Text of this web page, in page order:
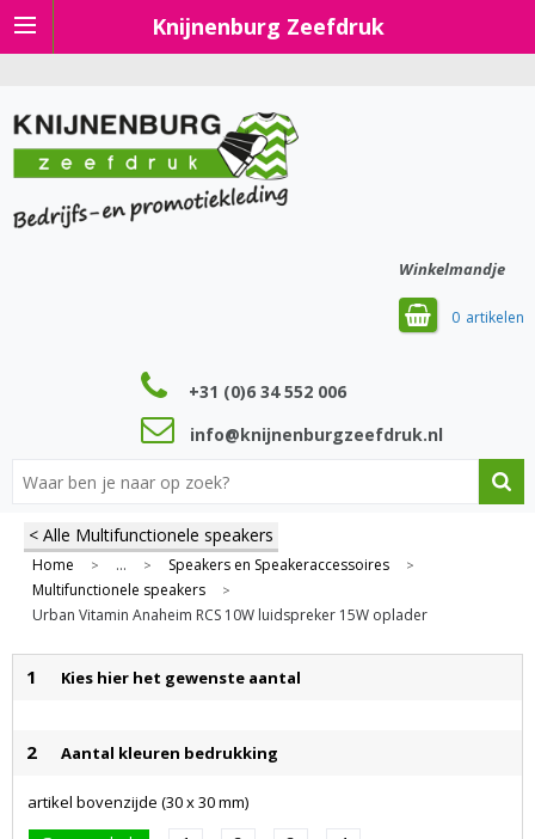
Knijnenburg Zeefdruk
Winkelmandje
0
+31 (0)6 34 552 006
info@knijnenburgzeefdruk.nl
< Alle Multifunctionele speakers
Home > ... > Speakers en Speakeraccessoires >
Multifunctionele speakers >
Urban Vitamin Anaheim RCS 10W luidspreker 15W oplader
1 Kies hier het gewenste aantal
2 Aantal kleuren bedrukking
artikel bovenzijde (30 x 30 mm)